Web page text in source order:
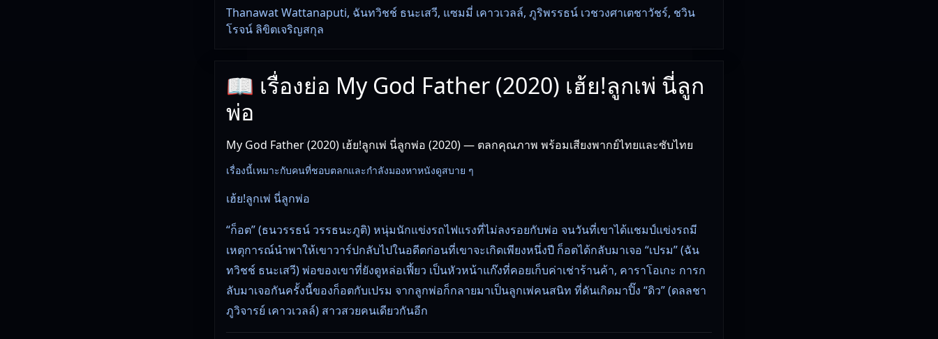
Thanawat Wattanaputi, ฉันทวิชช์ ธนะเสวี, แซมมี่ เคาวเวลล์, ภูริพรรธน์ เวชวงศาเตชาวัชร์, ชวิน
โรจน์ ลิขิตเจริญสกุล
📖 เรื่องย่อ My God Father (2020) เฮ้ย!ลูกเพ่ นี่ลูก
พ่อ
My God Father (2020) เฮ้ย!ลูกเพ่ นี่ลูกพ่อ (2020) — ตลกคุณภาพ พร้อมเสียงพากย์ไทยและซับไทย
เรื่องนี้เหมาะกับคนที่ชอบตลกและกำลังมองหาหนังดูสบาย ๆ
เฮ้ย!ลูกเพ่ นี่ลูกพ่อ
“ก็อต” (ธนวรรธน์ วรรธนะภูติ) หนุ่มนักแข่งรถไฟแรงที่ไม่ลงรอยกับพ่อ จนวันที่เขาได้แชมป์แข่งรถมี
เหตุการณ์นำพาให้เขาวาร์ปกลับไปในอดีตก่อนที่เขาจะเกิดเพียงหนึ่งปี ก็อตได้กลับมาเจอ “เปรม” (ฉัน
ทวิชช์ ธนะเสวี) พ่อของเขาที่ยังดูหล่อเฟี้ยว เป็นหัวหน้าแก๊งที่คอยเก็บค่าเช่าร้านค้า, คาราโอเกะ การก
ลับมาเจอกันครั้งนี้ของก็อตกับเปรม จากลูกพ่อก็กลายมาเป็นลูกเพ่คนสนิท ที่ดันเกิดมาปิ๊ง “ดิว” (ดลลชา
ภูวิจารย์ เคาวเวลล์) สาวสวยคนเดียวกันอีก